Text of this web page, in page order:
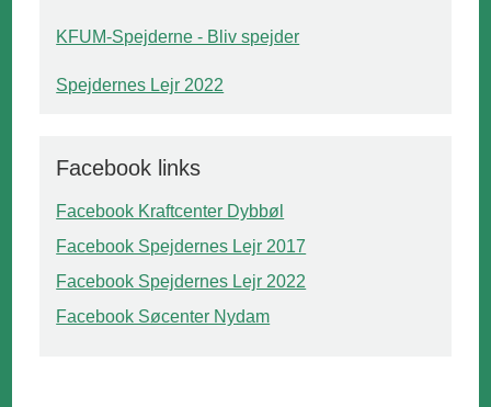
KFUM-Spejderne - Bliv spejder
Spejdernes Lejr 2022
Facebook links
Facebook Kraftcenter Dybbøl
Facebook Spejdernes Lejr 2017
Facebook Spejdernes Lejr 2022
Facebook Søcenter Nydam